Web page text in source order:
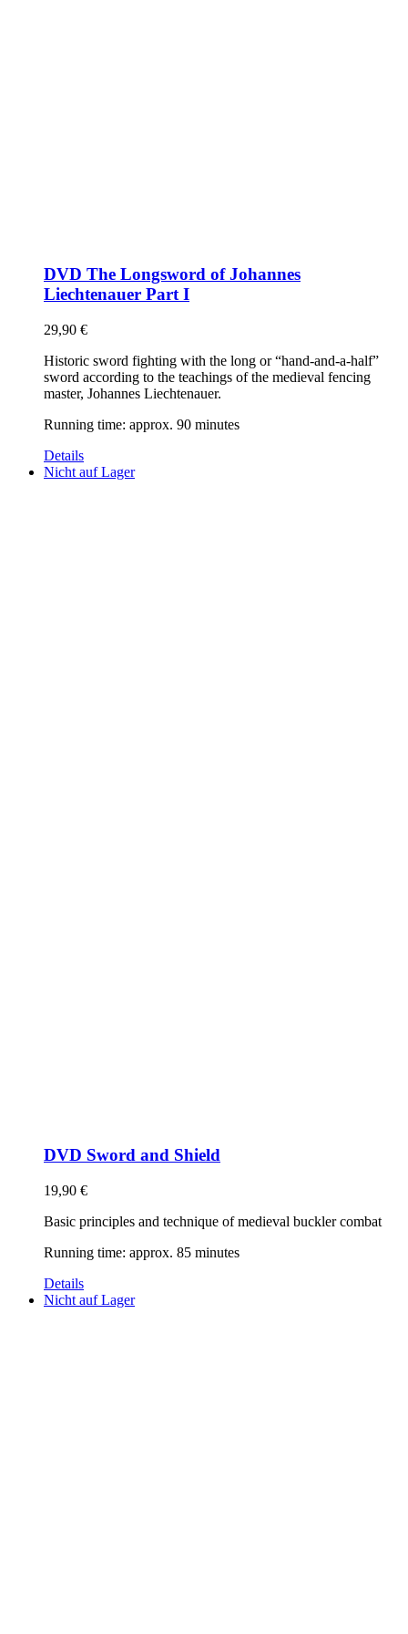
DVD The Longsword of Johannes
Liechtenauer Part I
29,90 €
Historic sword fighting with the long or “hand-and-a-half”
sword according to the teachings of the medieval fencing
master, Johannes Liechtenauer.
Running time: approx. 90 minutes
Details
Nicht auf Lager
DVD Sword and Shield
19,90 €
Basic principles and technique of medieval buckler combat
Running time: approx. 85 minutes
Details
Nicht auf Lager